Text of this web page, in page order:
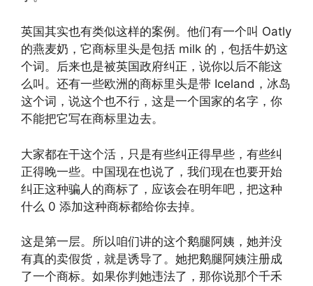
英国其实也有类似这样的案例。他们有一个叫 Oatly
的燕麦奶，它商标里头是包括 milk 的，包括牛奶这
个词。后来也是被英国政府纠正，说你以后不能这
么叫。还有一些欧洲的商标里头是带 Iceland，冰岛
这个词，说这个也不行，这是一个国家的名字，你
不能把它写在商标里边去。
大家都在干这个活，只是有些纠正得早些，有些纠
正得晚一些。中国现在也说了，我们现在也要开始
纠正这种骗人的商标了，应该会在明年吧，把这种
什么 0 添加这种商标都给你去掉。
这是第一层。所以咱们讲的这个鹅腿阿姨，她并没
有真的卖假货，就是诱导了。她把鹅腿阿姨注册成
了一个商标。如果你判她违法了，那你说那个千禾